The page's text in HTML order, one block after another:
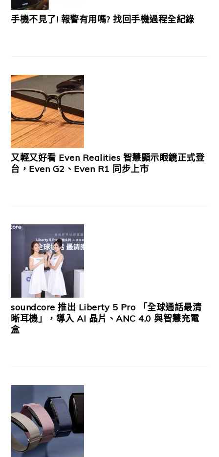
手機不見了! 報警有用嗎? 找回手機過程全紀錄
又輕又好看 Even Realities 智慧顯示眼鏡正式登
台，Even G2、Even R1 同步上市
soundcore 推出 Liberty 5 Pro 「全球通話最清
晰耳機」，導入 AI 晶片、ANC 4.0 與智慧充電
盒